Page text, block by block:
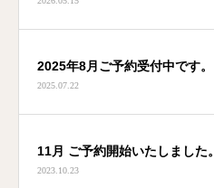
2025年8月ご予約受付中です。
2025.07.22
11月 ご予約開始いたしました。
2023.10.23